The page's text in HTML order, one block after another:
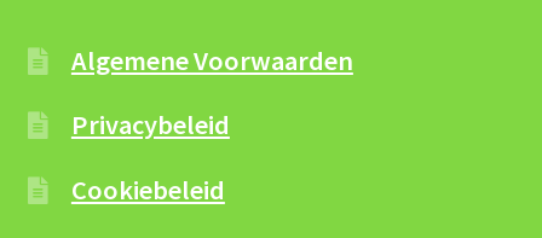
Algemene Voorwaarden
Privacybeleid
Cookiebeleid